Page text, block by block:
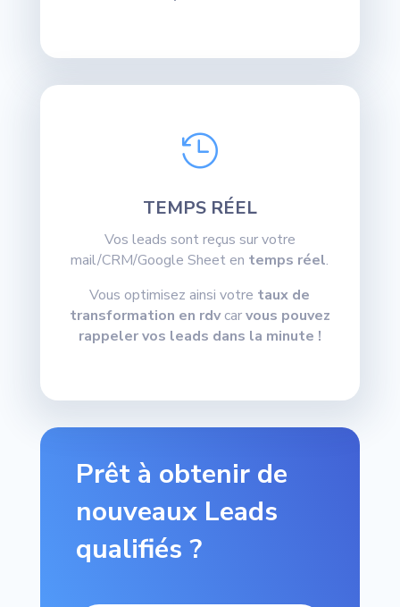

TEMPS RÉEL
Vos leads sont reçus sur votre
mail/CRM/Google Sheet en temps réel.
Vous optimisez ainsi votre taux de
transformation en rdvcarvous pouvez
rappeler vos leads dans la minute !
Prêt à obtenir de
nouveaux Leads
qualifiés ?